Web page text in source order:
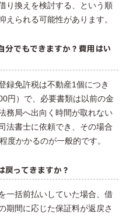
り換えを検討する、という順
えられる可能性があります。
分でもできますか？費用はい
録免許税は不動産1個につき
円）で、必要書類は以前の金
務局へ出向く時間が取れない
法書士に依頼でき、その場合
度かかるのが一般的です。
戻ってきますか？
一括前払いしていた場合、借
期間に応じた保証料が返戻さ